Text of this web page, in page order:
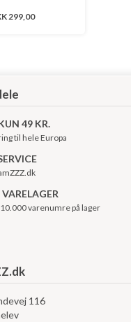
299,00
49 KR.
til hele Europa
varenumre på lager
116